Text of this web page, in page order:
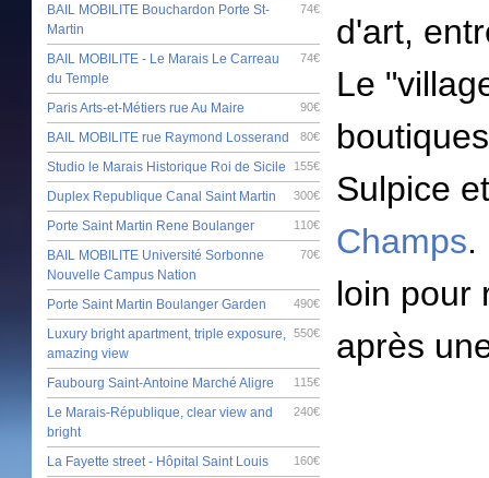
74€
BAIL MOBILITE Bouchardon Porte St-
Martin
74€
BAIL MOBILITE - Le Marais Le Carreau
du Temple
90€
Paris Arts-et-Métiers rue Au Maire
80€
BAIL MOBILITE rue Raymond Losserand
155€
Studio le Marais Historique Roi de Sicile
300€
Duplex Republique Canal Saint Martin
110€
Porte Saint Martin Rene Boulanger
70€
BAIL MOBILITE Université Sorbonne
Nouvelle Campus Nation
490€
Porte Saint Martin Boulanger Garden
550€
Luxury bright apartment, triple exposure,
amazing view
115€
Faubourg Saint-Antoine Marché Aligre
240€
Le Marais-République, clear view and
bright
160€
La Fayette street - Hôpital Saint Louis
d'art,
Le
Sulpice
Champs.
loin pour
après